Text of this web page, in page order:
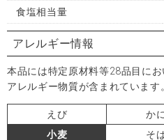
食塩相当量
アレルギー情報
本品には特定原材料等28品目に
アレルギー物質が含まれています
えび かに
小麦
そ